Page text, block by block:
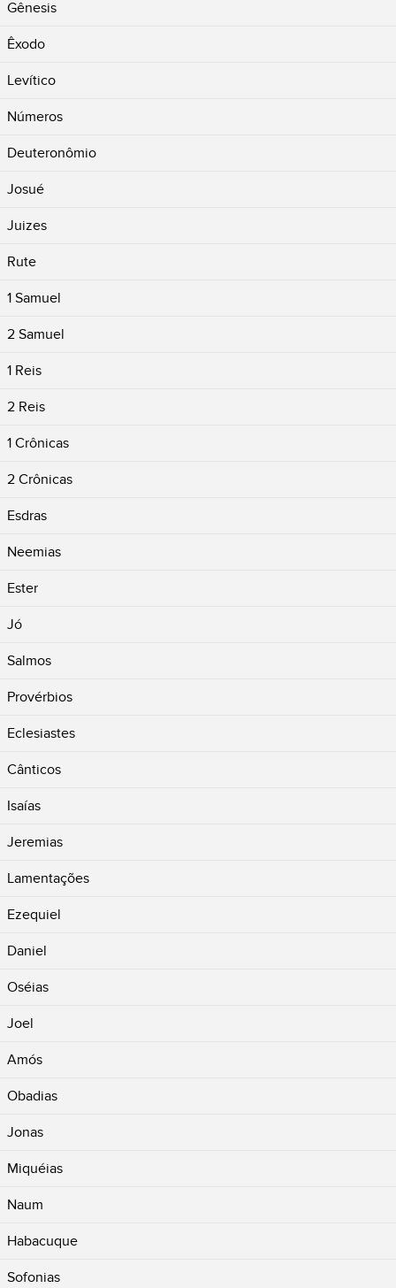
Gênesis
Êxodo
Levítico
Números
Deuteronômio
Josué
Juizes
Rute
1 Samuel
2 Samuel
1 Reis
2 Reis
1 Crônicas
2 Crônicas
Esdras
Neemias
Ester
Jó
Salmos
Provérbios
Eclesiastes
Cânticos
Isaías
Jeremias
Lamentações
Ezequiel
Daniel
Oséias
Joel
Amós
Obadias
Jonas
Miquéias
Naum
Habacuque
Sofonias